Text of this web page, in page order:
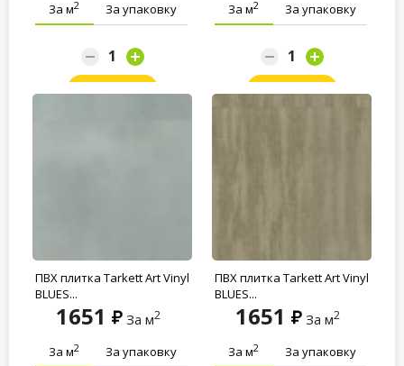
За м2 За упаковку
Заказать
За м2 За упаковку
Заказать
ПВХ плитка Tarkett Art Vinyl
BLUES...
1651 За м2
За м2 За упаковку
ПВХ плитка Tarkett Art Vinyl
BLUES...
1651 За м2
За м2 За упаковку